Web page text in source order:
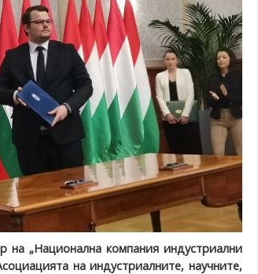
на „Национална компания индустриални
на индустриалните, научните,